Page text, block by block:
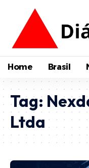
Home Brasil
Tag:
Ltda